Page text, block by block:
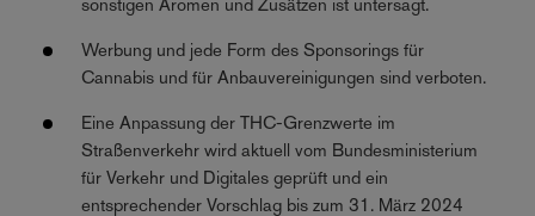
Werbung und jede Form des Sponsorings für
Cannabis und für Anbauvereinigungen sind verboten.
Eine Anpassung der THC-Grenzwerte im
Straßenverkehr wird aktuell vom Bundesministerium
für Verkehr und Digitales geprüft und ein
entsprechender Vorschlag bis zum 31. März 2024